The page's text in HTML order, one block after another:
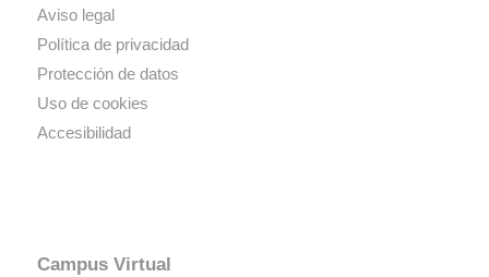
Aviso legal
Política de privacidad
Protección de datos
Uso de cookies
Accesibilidad
Campus Virtual